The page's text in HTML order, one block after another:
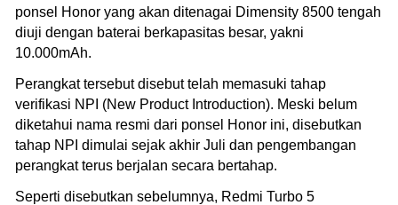
ponsel Honor yang akan ditenagai Dimensity 8500 tengah
diuji dengan baterai berkapasitas besar, yakni
10.000mAh.
Perangkat tersebut disebut telah memasuki tahap
verifikasi NPI (New Product Introduction). Meski belum
diketahui nama resmi dari ponsel Honor ini, disebutkan
tahap NPI dimulai sejak akhir Juli dan pengembangan
perangkat terus berjalan secara bertahap.
Seperti disebutkan sebelumnya, Redmi Turbo 5